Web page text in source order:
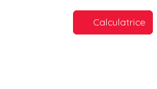
Calculatrice